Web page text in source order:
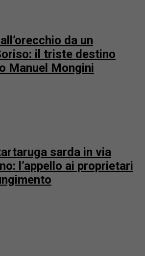
da un
il triste destino
Manuel Mongini
sarda in via
l’appello ai proprietari